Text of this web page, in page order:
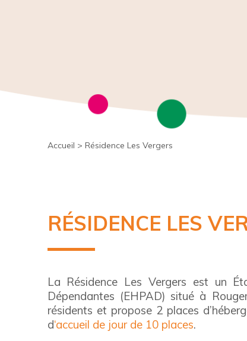
Accueil > Résidence Les Vergers
RÉSIDENCE LES
La Résidence Les Vergers est un
Dépendantes (EHPAD) situé à
résidents et propose 2 places
d‘accueil de jour de 10 places.